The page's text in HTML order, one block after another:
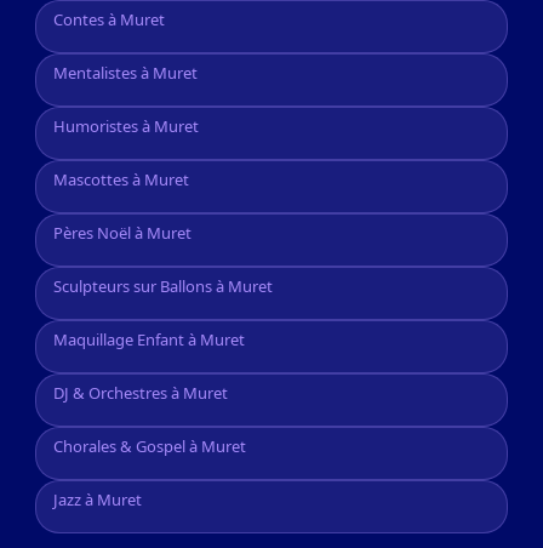
Contes à Muret
Mentalistes à Muret
Humoristes à Muret
Mascottes à Muret
Pères Noël à Muret
Sculpteurs sur Ballons à Muret
Maquillage Enfant à Muret
DJ & Orchestres à Muret
Chorales & Gospel à Muret
Jazz à Muret